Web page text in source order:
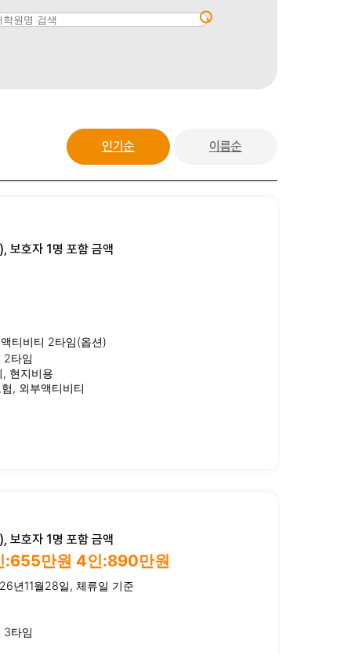
인기순 이름순
보호자 1명 포함 금액
티비티 2타임(옵션)
2타임
현지비용
, 외부액티비티
보호자 1명 포함 금액
만원 4인:890만원
년11월28일, 체류일 기준
3타임